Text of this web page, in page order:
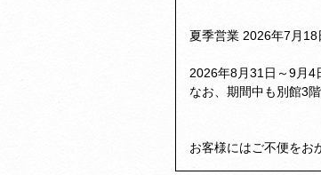
夏季営業 2026年7月
2026年8月31日～9月4
なお、期間中も別館3
お客様にはご不便をお